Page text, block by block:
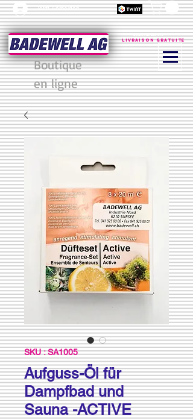
Jetzt Anmelden
Boutique
en ligne
à partir de 200 CHF
Livraison gratuite
SKU : SA1005
Aufguss-Öl für
Dampfbad und
Sauna -ACTIVE